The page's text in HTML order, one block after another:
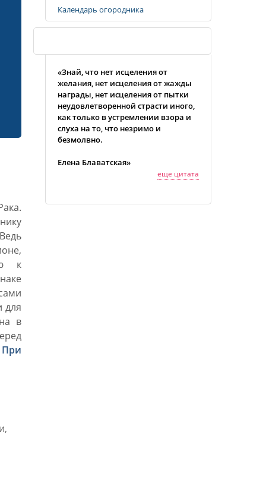
к
для
в
При
Календарь огородника
«Знай, что нет исцеления от
желания, нет исцеления от жажды
награды, нет исцеления от пытки
неудовлетворенной страсти иного,
как только в устремлении взора и
слуха на то, что незримо и
безмолвно.
Елена Блаватская»
еще цитата